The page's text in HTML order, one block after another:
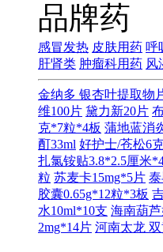
品牌药
感冒发热 皮肤用药 呼
肝肾类 肿瘤科用药 风
金纳多 银杏叶提取物
维100片 黛力新20片
克*7粒*4板 蒲地蓝消
酊33ml 好护士/苍松6
扎氯铵贴3.8*2.5厘米
粒 苏麦卡15mg*5片
胶囊0.65g*12粒*3板
水10ml*10支 海南葫
2mg*14片 河南太龙